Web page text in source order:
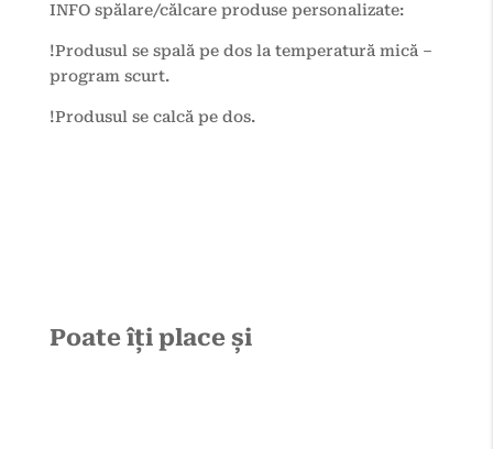
INFO spălare/călcare produse personalizate:
!Produsul se spală pe dos la temperatură mică –
program scurt.
!Produsul se calcă pe dos.
Poate îți place și